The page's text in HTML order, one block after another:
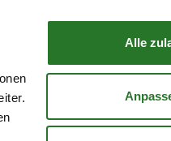
Alle
Mein
Karriere